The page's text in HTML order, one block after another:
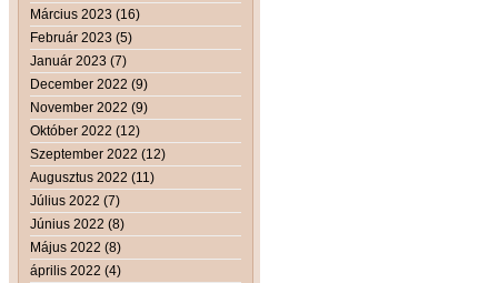
Március 2023 (16)
Február 2023 (5)
Január 2023 (7)
December 2022 (9)
November 2022 (9)
Október 2022 (12)
Szeptember 2022 (12)
Augusztus 2022 (11)
Július 2022 (7)
Június 2022 (8)
Május 2022 (8)
április 2022 (4)